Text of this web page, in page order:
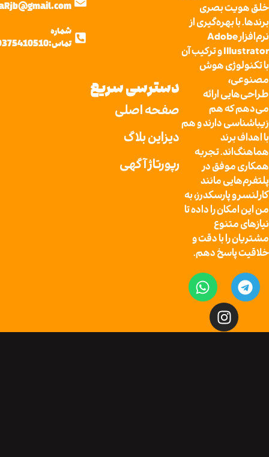
بصری
بهره‌گیری از
نرم‌افزار Adobe
Illustrator و ترکیب آن
هوش
ارائه
که هم
دارند و هم
برند
تجربه
موفق در
مانند
پارسکدرز، به
را داده تا
متنوع
را با دقت و
پاسخ دهم.
دسترسی سریع
صفحه اصلی
دیزاین بلاگ
رپورتاژ آگهی
AlyrezaRjb@gmail.com
شماره
تماس:09375410510